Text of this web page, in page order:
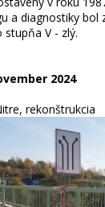
a diagnostiky bol
stupňa V - zlý.
2024